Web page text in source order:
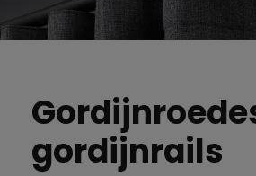
gordijnrails